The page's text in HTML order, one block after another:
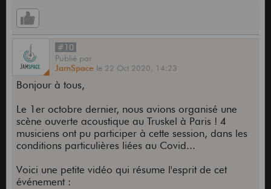
#10
Publié par
JamSpace le 22 Oct 2020, 14:23
Bonjour à tous,
Le 1er octobre dernier, nous avions organisé une
scène ouverte acoustique au Truskel à Paris ! 4
musiciens ont pu participer à cette session, dans les
conditions particulières liées au Covid...
Voici une petite vidéo qui résume l'esprit de cet
événement :